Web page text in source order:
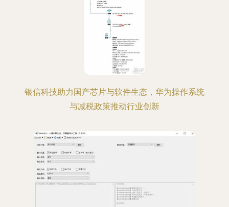
银信科技助力国产芯片与软件生态，华为操作系统
与减税政策推动行业创新